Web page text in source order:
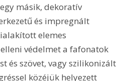
másik, dekoratív
és impregnált
elemes
védelmet a fafonatok
és szövet, vagy szilikonizált
közéjük helyezett